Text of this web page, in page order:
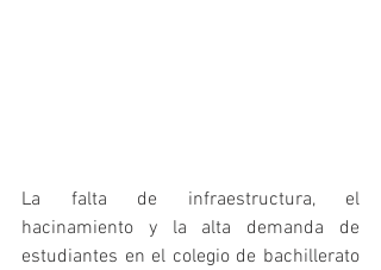
La falta de infraestructura, el
hacinamiento y la alta demanda de
estudiantes en el colegio de bachillerato